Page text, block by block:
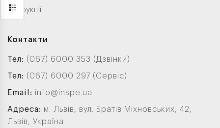
Інструкції
Контакти
Тел: (067) 6000 353 (Дзвінки)
Тел: (067) 6000 297 (Сервіс)
Email: info@inspe.ua
Адреса: м. Львів, вул. Братів Міхновських, 42,
Львів, Україна